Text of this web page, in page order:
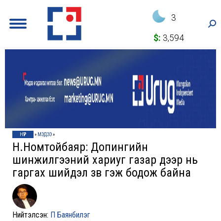
3
$: 3,594
НҮҮР » МЭДЭЭ»
Н.Номтойбаяр: Допингийн
шинжилгээний хариуг газар дээр нь
гаргах шийдэл зөв гэж бодож байна
Нийтэлсэн: П Баянбилэг